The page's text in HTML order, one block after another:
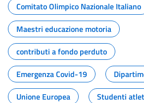
Comitato Olimpico Nazionale Italiano
Maestri educazione motoria
contributi a fondo perduto
Emergenza Covid-19
Unione Europea
Studenti